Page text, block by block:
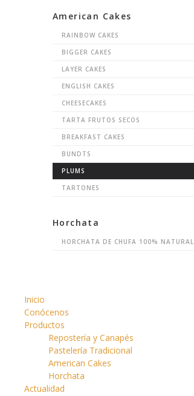
American Cakes
RAINBOW CAKES
BIGGER CAKES
LAYER CAKES
ENGLISH CAKES
CHEESECAKES
TARTA FRUTOS SECOS
BREAKFAST CAKES
BUNDTS
PLUMS
TARTONES
Horchata
HORCHATA DE CHUFA 100% NATURAL
Inicio
Conócenos
Productos
Repostería y Canapés
Pastelería Tradicional
American Cakes
Horchata
Actualidad